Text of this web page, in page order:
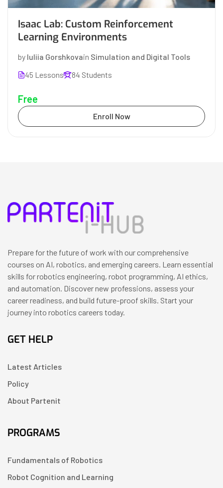
Isaac Lab: Custom Reinforcement
Learning Environments
by Iuliia Gorshkovain Simulation and Digital Tools
45 Lessons
84 Students
Free
Enroll Now
Prepare for the future of work with our comprehensive
courses on AI, robotics, and emerging careers. Learn essential
skills for robotics engineering, robot programming, AI ethics,
and automation. Discover new professions, assess your
career readiness, and build future-proof skills. Start your
journey into robotics careers today.
GET HELP
Latest Articles
Policy
About Partenit
PROGRAMS
Fundamentals of Robotics
Robot Cognition and Learning